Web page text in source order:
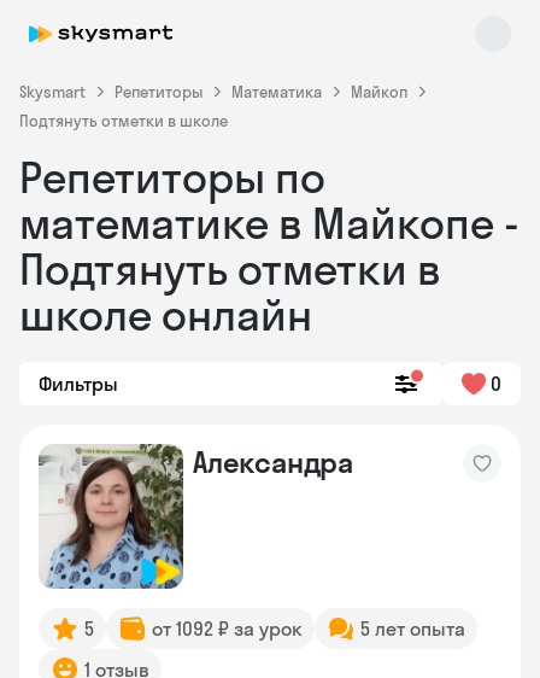
Skysmart Репетиторы Математика
Майкоп
Подтянуть отметки в школе
Репетиторы по
математике в Майкопе -
Подтянуть отметки в
школе онлайн
Фильтры 0
Александра
5 от 1092 ₽ за урок
5 лет опыта
1 отзыв
Skysmart Chat